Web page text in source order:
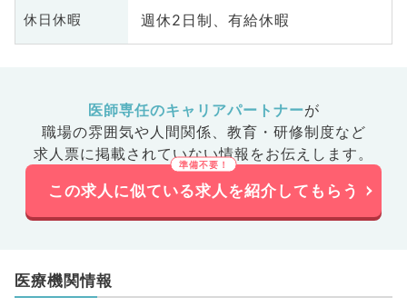
休日休暇 週休2日制、有給休暇
医師専任のキャリアパートナーが
職場の雰囲気や人間関係、 教育・研修制度など
求人票に掲載されていない情報をお伝えします。
この求人に似ている求人を紹介してもらう
医療機関情報